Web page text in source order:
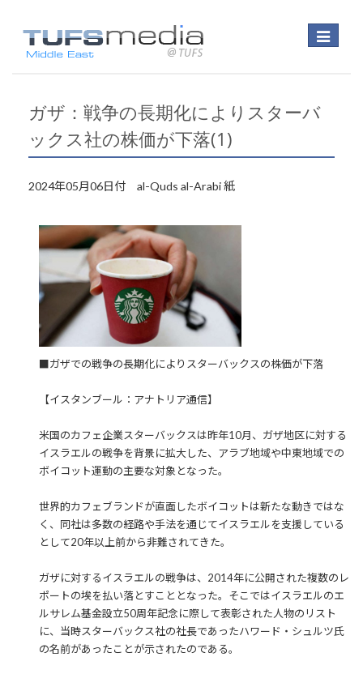
Toggle
ガザ：戦争の長期化によりスターバ
ックス社の株価が下落(1)
2024年05月06日付 al-Quds al-Arabi 紙
■ガザでの戦争の長期化によりスターバックスの株価が下落
【イスタンブール：アナトリア通信】
米国のカフェ企業スターバックスは昨年10月、ガザ地区に対する
イスラエルの戦争を背景に拡大した、アラブ地域や中東地域での
ボイコット運動の主要な対象となった。
世界的カフェブランドが直面したボイコットは新たな動きではな
く、同社は多数の経路や手法を通じてイスラエルを支援している
として20年以上前から非難されてきた。
ガザに対するイスラエルの戦争は、2014年に公開された複数のレ
ポートの埃を払い落とすこととなった。そこではイスラエルのエ
ルサレム基金設立50周年記念に際して表彰された人物のリスト
に、当時スターバックス社の社長であったハワード・シュルツ氏
の名前があったことが示されたのである。